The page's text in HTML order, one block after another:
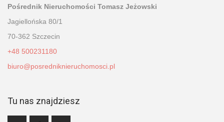
Pośrednik Nieruchomości Tomasz Jeżowski
Jagiellońska 80/1
70-362 Szczecin
+48 500231180
biuro@posredniknieruchomosci.pl
Tu nas znajdziesz